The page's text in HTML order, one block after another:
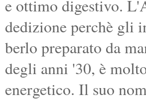
e ottimo digestivo.
dedizione perchè gli
berlo preparato da
degli anni '30, è
energetico. Il suo